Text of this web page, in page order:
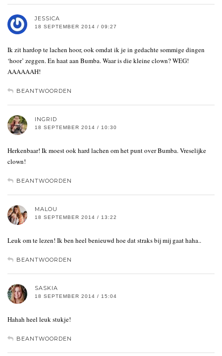
JESSICA
18 SEPTEMBER 2014 / 09:27
Ik zit hardop te lachen hoor, ook omdat ik je in gedachte sommige dingen
‘hoor’ zeggen. En haat aan Bumba. Waar is die kleine clown? WEG!
AAAAAAH!
BEANTWOORDEN
INGRID
18 SEPTEMBER 2014 / 10:30
Herkenbaar! Ik moest ook hard lachen om het punt over Bumba. Vreselijke
clown!
BEANTWOORDEN
MALOU
18 SEPTEMBER 2014 / 13:22
Leuk om te lezen! Ik ben heel benieuwd hoe dat straks bij mij gaat haha..
BEANTWOORDEN
SASKIA
18 SEPTEMBER 2014 / 15:04
Hahah heel leuk stukje!
BEANTWOORDEN